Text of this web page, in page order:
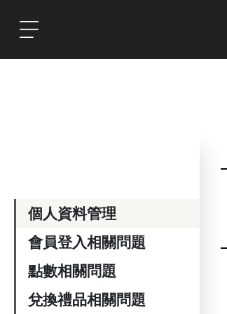
個人資料管理
會員登入相關問題
點數相關問題
兌換禮品相關問題